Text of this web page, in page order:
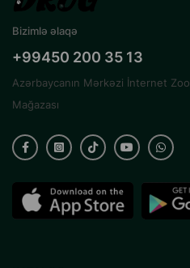
Bizimlə əlaqə
+99450 200 35 13
Azərbaycanın Mərkəzi İnternet Zoo
Mağazası